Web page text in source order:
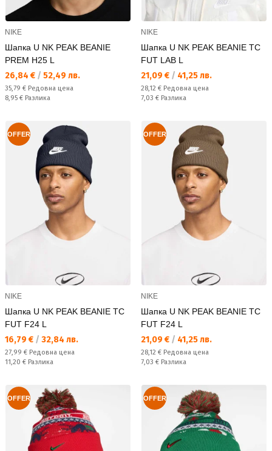
NIKE
Шапка U NK PEAK BEANIE
PREM H25 L
Текуща цена:
26,84 € / 52,49 лв.
Редовна цена:
35,79 € Редовна цена
Спестявате:
8,95 € Разлика
NIKE
Шапка U NK PEAK BEANIE TC
FUT LAB L
Текуща цена:
21,09 € / 41,25 лв.
Редовна цена:
28,12 € Редовна цена
Спестявате:
7,03 € Разлика
OFFER
NIKE
Шапка U NK PEAK BEANIE TC
FUT F24 L
Текуща цена:
16,79 € / 32,84 лв.
Редовна цена:
27,99 € Редовна цена
Спестявате:
11,20 € Разлика
OFFER
NIKE
Шапка U NK PEAK BEANIE TC
FUT F24 L
Текуща цена:
21,09 € / 41,25 лв.
Редовна цена:
28,12 € Редовна цена
Спестявате:
7,03 € Разлика
OFFER OFFER